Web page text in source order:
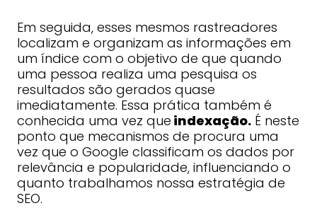
Em seguida, esses mesmos rastreadores
localizam e organizam as informações em
um índice com o objetivo de que quando
uma pessoa realiza uma pesquisa os
resultados são gerados quase
imediatamente. Essa prática também é
conhecida uma vez que indexação.É neste
ponto que mecanismos de procura uma
vez que o Google classificam os dados por
relevância e popularidade, influenciando o
quanto trabalhamos nossa estratégia de
SEO.